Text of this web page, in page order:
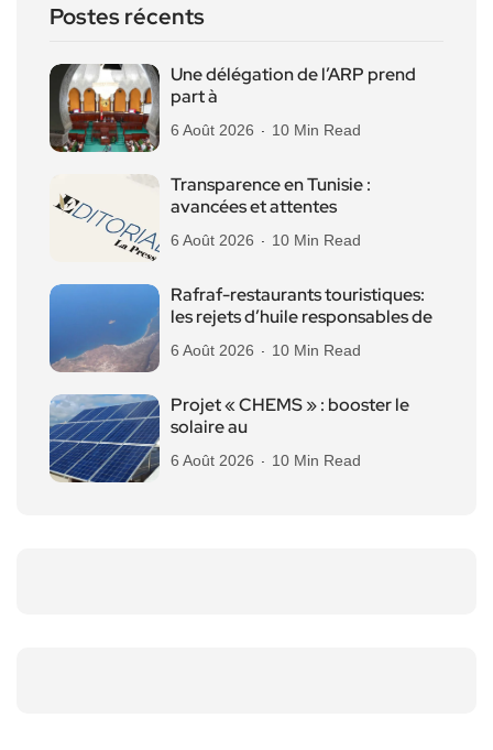
Postes récents
Une délégation de l’ARP prend
part à
6 Août 2026 10 Min Read
Transparence en Tunisie :
avancées et attentes
6 Août 2026 10 Min Read
Rafraf-restaurants touristiques:
les rejets d’huile responsables de
6 Août 2026 10 Min Read
Projet « CHEMS » : booster le
solaire au
6 Août 2026 10 Min Read